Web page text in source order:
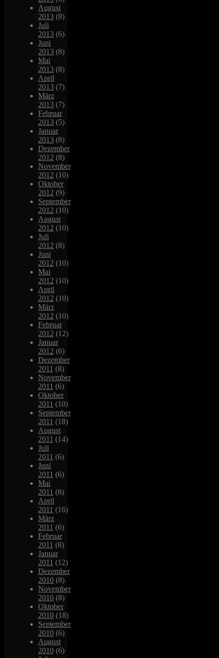
August
2013 (8)
Juli
2013 (6)
Juni
2013 (8)
Mai
2013 (8)
April
2013 (7)
März
2013 (7)
Februar
2013 (5)
Januar
2013 (8)
Dezember
2012 (8)
November
2012 (10)
Oktober
2012 (9)
September
2012 (10)
August
2012 (10)
Juli
2012 (8)
Juni
2012 (10)
Mai
2012 (10)
April
2012 (10)
März
2012 (10)
Februar
2012 (12)
Januar
2012 (6)
Dezember
2011 (8)
November
2011 (6)
Oktober
2011 (10)
September
2011 (18)
August
2011 (14)
Juli
2011 (6)
Juni
2011 (6)
Mai
2011 (8)
April
2011 (16)
März
2011 (6)
Februar
2011 (8)
Januar
2011 (12)
Dezember
2010 (8)
November
2010 (8)
Oktober
2010 (18)
September
2010 (6)
August
2010 (6)